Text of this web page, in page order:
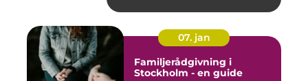
07. jan
Familjerådgivning i
Stockholm - en guide